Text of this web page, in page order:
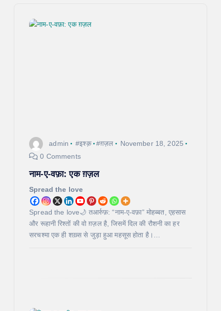
admin #इश्क़ #ग़ज़ल
November 18, 2025
0 Comments
नाम-ए-वफ़ा: एक ग़ज़ल
Spread the love
Spread the love🌙 तआर्रुफ़: “नाम-ए-वफ़ा” मोहब्बत, एहसास
और रूहानी रिश्तों की वो ग़ज़ल है, जिसमें दिल की रौशनी का हर
सरचश्मा एक ही शख़्स से जुड़ा हुआ महसूस होता है।…